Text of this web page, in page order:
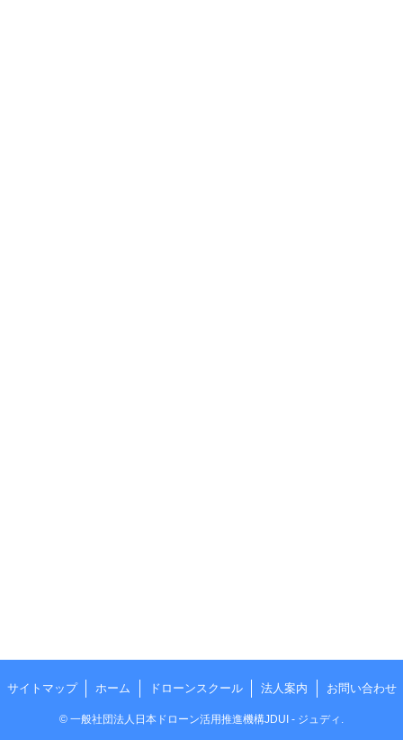
サイトマップ ホーム ドローンスクール 法人案内 お問い合わせ
© 一般社団法人日本ドローン活用推進機構JDUI - ジュディ.